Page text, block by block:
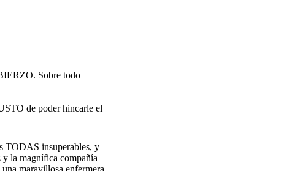
Sobre todo
de poder hincarle el
TODAS insuperables, y
y la magnífica compañía
maravillosa enfermera